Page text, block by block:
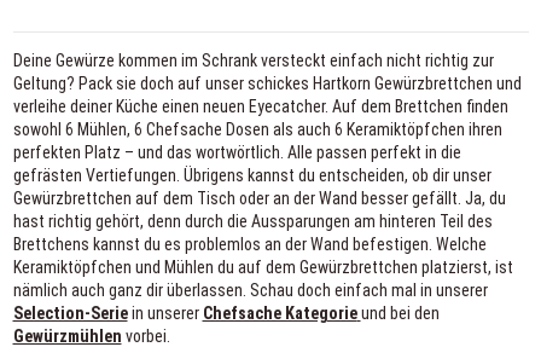
Deine Gewürze kommen im Schrank versteckt einfach nicht richtig zur
Geltung? Pack sie doch auf unser schickes Hartkorn Gewürzbrettchen und
verleihe deiner Küche einen neuen Eyecatcher. Auf dem Brettchen finden
sowohl 6 Mühlen, 6 Chefsache Dosen als auch 6 Keramiktöpfchen ihren
perfekten Platz – und das wortwörtlich. Alle passen perfekt in die
gefrästen Vertiefungen. Übrigens kannst du entscheiden, ob dir unser
Gewürzbrettchen auf dem Tisch oder an der Wand besser gefällt. Ja, du
hast richtig gehört, denn durch die Aussparungen am hinteren Teil des
Brettchens kannst du es problemlos an der Wand befestigen. Welche
Keramiktöpfchen und Mühlen du auf dem Gewürzbrettchen platzierst, ist
nämlich auch ganz dir überlassen. Schau doch einfach mal in unserer
Selection-Seriein unserer Chefsache Kategorie und bei den
Gewürzmühlen vorbei.